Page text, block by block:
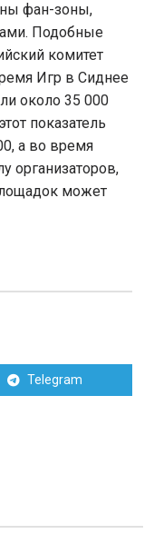
фан-зоны,
Подобные
комитет
Игр в Сиднее
около 35 000
показатель
а во время
организаторов,
может
Telegram